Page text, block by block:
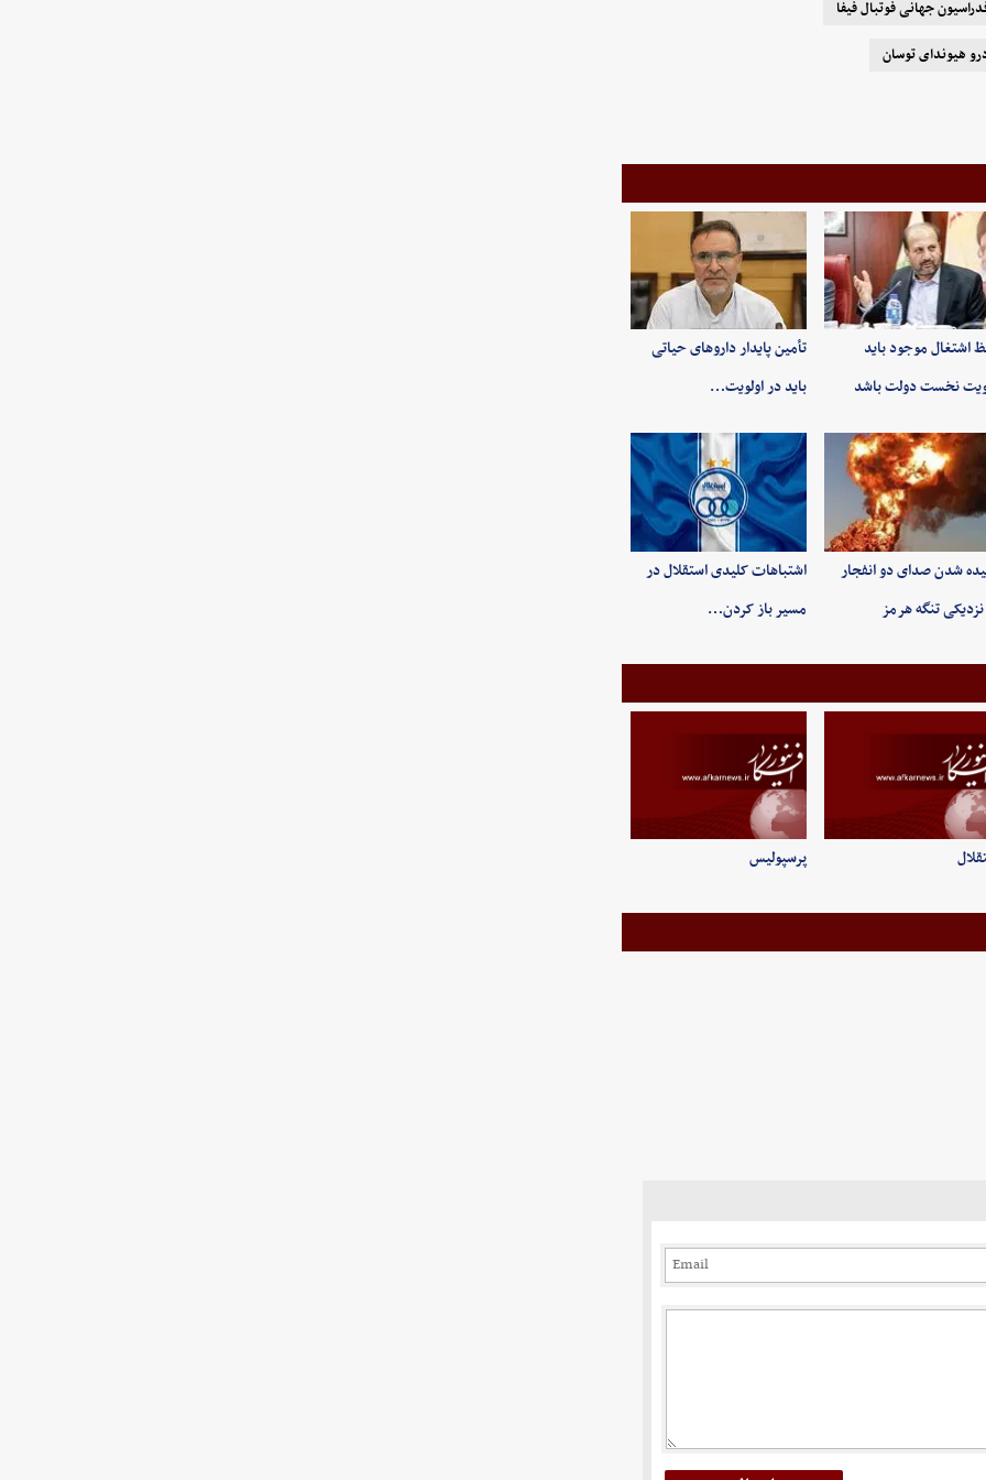
جهانی فوتبال فیفا
هیوندای توسان
اشتغال موجود باید
نخست دولت باشد
تأمین پایدار داروهای حیاتی
باید در اولویت…
شدن صدای دو انفجار
تنگه هرمز
اشتباهات کلیدی استقلال در
مسیر باز کردن…
پرسپولیس